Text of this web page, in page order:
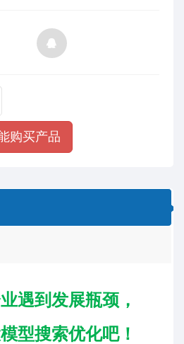
购买产品
遇到发展瓶颈，
型搜索优化吧！